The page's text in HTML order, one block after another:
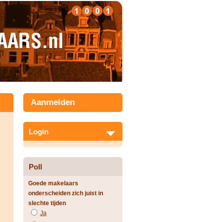
Aanmelden
Login
Poll
Goede makelaars
onderscheiden zich juist in
slechte tijden
Ja